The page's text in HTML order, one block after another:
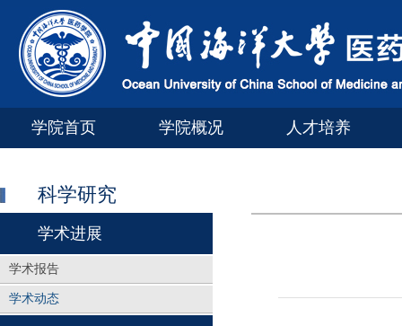
学院首页 学院概况 人才培养
科学研究
学术进展
学术报告
学术动态